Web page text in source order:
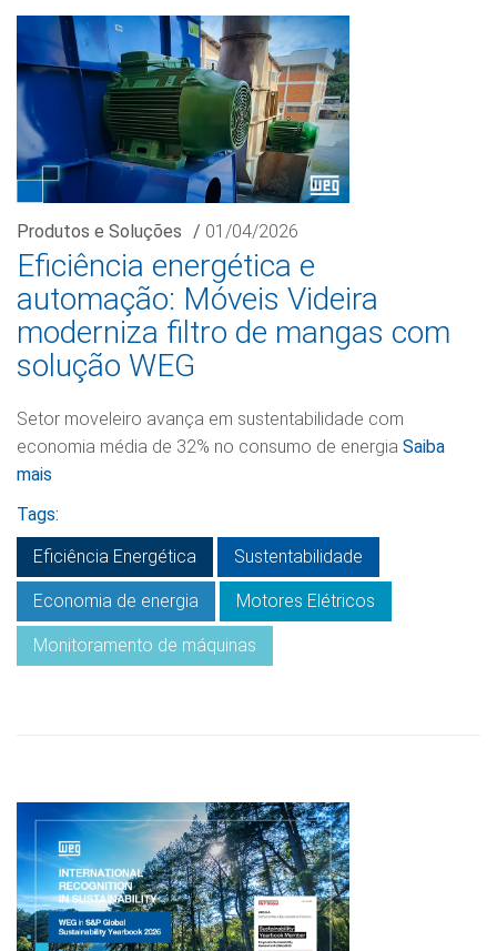
Produtos e Soluções / 01/04/2026
Eficiência energética e
automação: Móveis Videira
moderniza filtro de mangas com
solução WEG
Setor moveleiro avança em sustentabilidade com
economia média de 32% no consumo de energia Saiba
mais
Tags:
Eficiência Energética
Sustentabilidade
Economia de energia Motores Elétricos
Monitoramento de máquinas